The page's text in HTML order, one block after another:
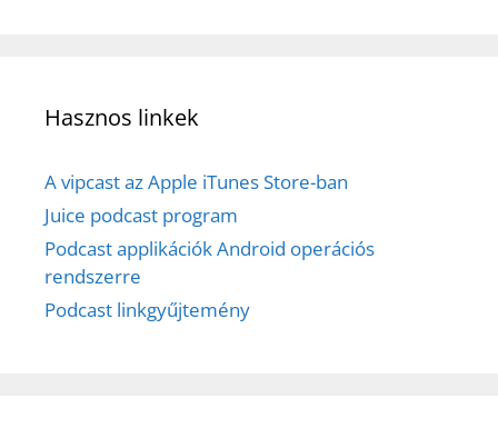
Hasznos linkek
A vipcast az Apple iTunes Store-ban
Juice podcast program
Podcast applikációk Android operációs
rendszerre
Podcast linkgyűjtemény